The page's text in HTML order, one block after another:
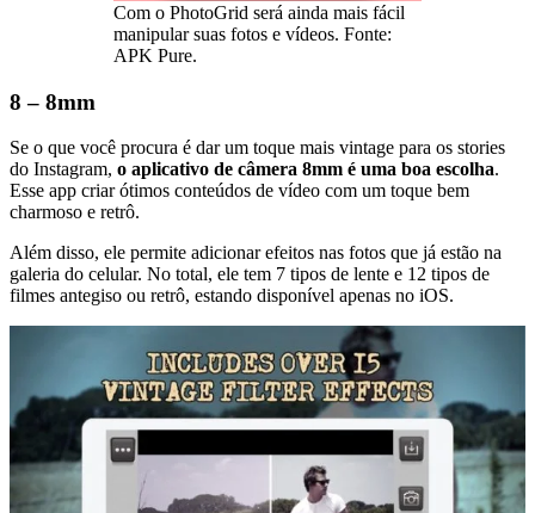
Com o PhotoGrid será ainda mais fácil
manipular suas fotos e vídeos. Fonte:
APK Pure.
8 – 8mm
Se o que você procura é dar um toque mais vintage para os stories
do Instagram, o aplicativo de câmera 8mm é uma boa escolha.
Esse app criar ótimos conteúdos de vídeo com um toque bem
charmoso e retrô.
Além disso, ele permite adicionar efeitos nas fotos que já estão na
galeria do celular. No total, ele tem 7 tipos de lente e 12 tipos de
filmes antegiso ou retrô, estando disponível apenas no iOS.